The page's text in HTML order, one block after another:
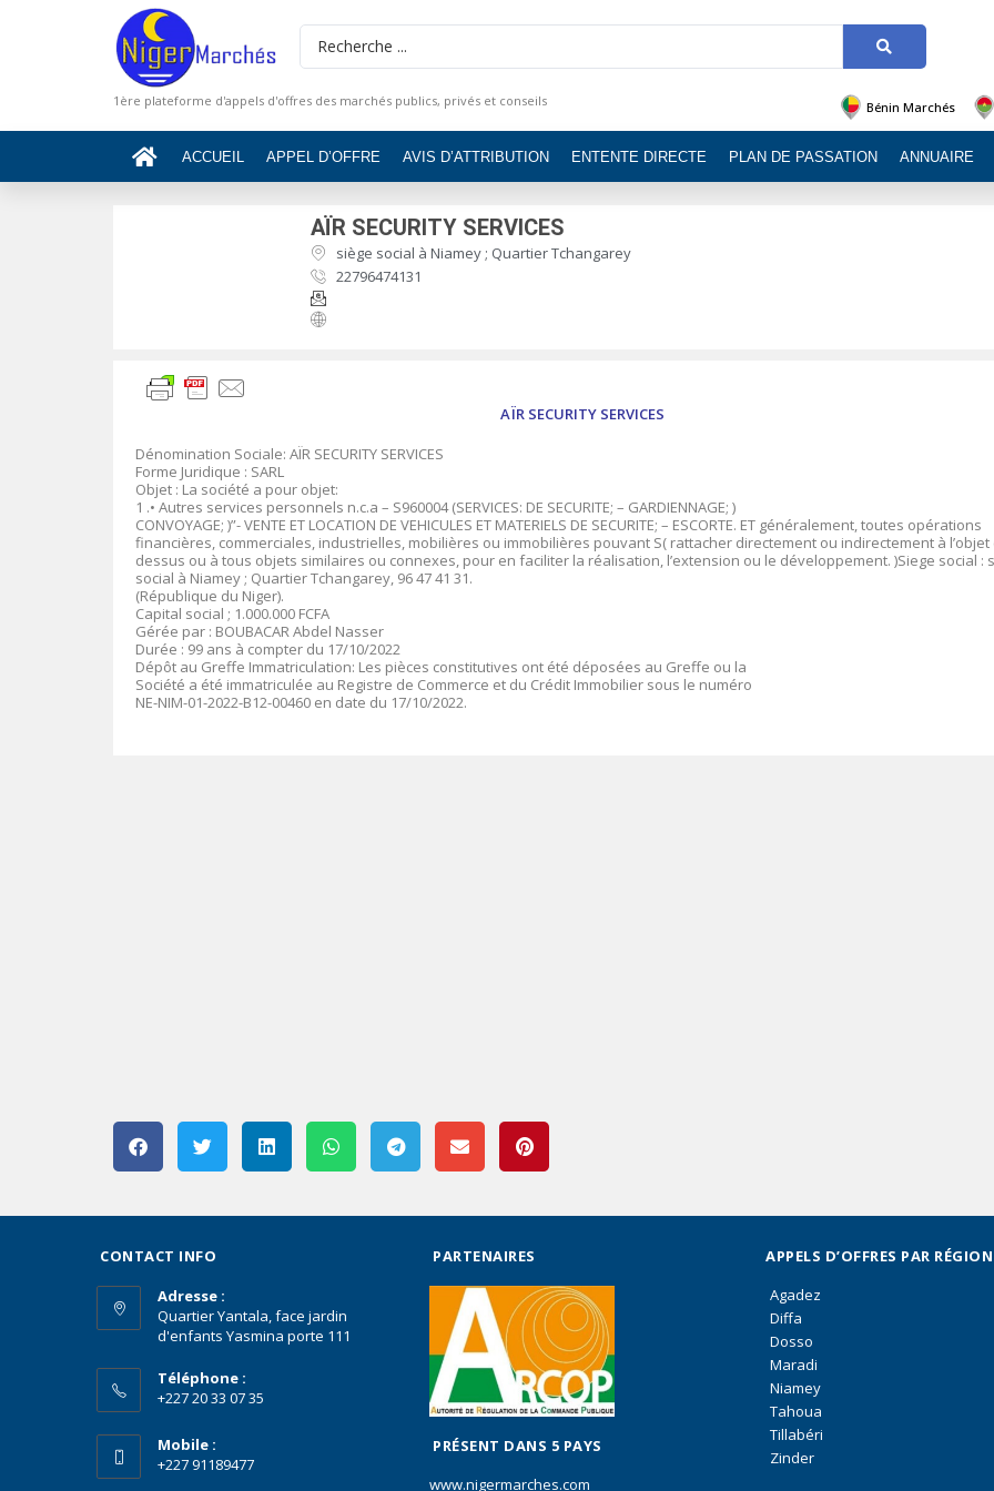
1ère plateforme d'appels d'offres des marchés publics, privés et conseils Bénin Marchés
ACCUEIL APPEL D’OFFRE AVIS D’ATTRIBUTION ENTENTE DIRECTE PLAN DE PASSATION ANNUAIRE
AÏR SECURITY SERVICES
siège social à Niamey ; Quartier Tchangarey
22796474131
AÏR SECURITY SERVICES
Dénomination Sociale: AÏR SECURITY SERVICES
Forme Juridique : SARL
Objet : La société a pour objet:
1 .• Autres services personnels n.c.a – S960004 (SERVICES: DE SECURITE; – GARDIENNAGE; )
CONVOYAGE; )”- VENTE ET LOCATION DE VEHICULES ET MATERIELS DE SECURITE; – ESCORTE. ET généralement, toutes opérations
financières, commerciales, industrielles, mobilières ou immobilières pouvant S( rattacher directement ou indirectement à l’objet
dessus ou à tous objets similaires ou connexes, pour en faciliter la réalisation, l’extension ou le développement. )Siege social :
social à Niamey ; Quartier Tchangarey, 96 47 41 31.
(République du Niger).
Capital social ; 1.000.000 FCFA
Gérée par : BOUBACAR Abdel Nasser
Durée : 99 ans à compter du 17/10/2022
Dépôt au Greffe Immatriculation: Les pièces constitutives ont été déposées au Greffe ou la
Société a été immatriculée au Registre de Commerce et du Crédit Immobilier sous le numéro
NE-NIM-01-2022-B12-00460 en date du 17/10/2022.
CONTACT INFO
Adresse :
Quartier Yantala, face jardin
d'enfants Yasmina porte 111
Téléphone :
+227 20 33 07 35
Mobile :
+227 91189477
PARTENAIRES
PRÉSENT DANS 5 PAYS
www.nigermarches.com
APPELS D’OFFRES PAR RÉGION
Agadez
Diffa
Dosso
Maradi
Niamey
Tahoua
Tillabéri
Zinder